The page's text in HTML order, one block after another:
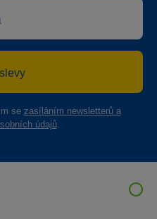
se zasíláním newsletterů a
údajů.